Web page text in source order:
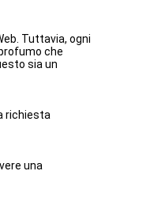
Tuttavia, ogni
che
sia un
richiesta
una